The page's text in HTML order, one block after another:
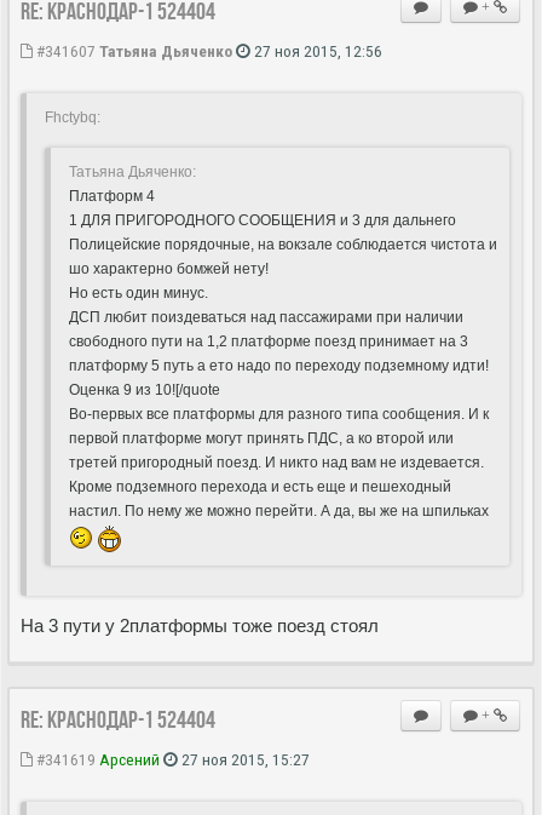
+
Re: Краснодар-1 524404
#341607 Татьяна Дьяченко 27 ноя 2015, 12:56
Fhctybq:
Татьяна Дьяченко:
Платформ 4
1 ДЛЯ ПРИГОРОДНОГО СООБЩЕНИЯ и 3 для дальнего
Полицейские порядочные, на вокзале соблюдается чистота и
шо характерно бомжей нету!
Но есть один минус.
ДСП любит поиздеваться над пассажирами при наличии
свободного пути на 1,2 платформе поезд принимает на 3
платформу 5 путь а ето надо по переходу подземному идти!
Оценка 9 из 10![/quote
Во-первых все платформы для разного типа сообщения. И к
первой платформе могут принять ПДС, а ко второй или
третей пригородный поезд. И никто над вам не издевается.
Кроме подземного перехода и есть еще и пешеходный
настил. По нему же можно перейти. А да, вы же на шпильках
На 3 пути у 2платформы тоже поезд стоял
+
Re: Краснодар-1 524404
#341619 Арсений 27 ноя 2015, 15:27